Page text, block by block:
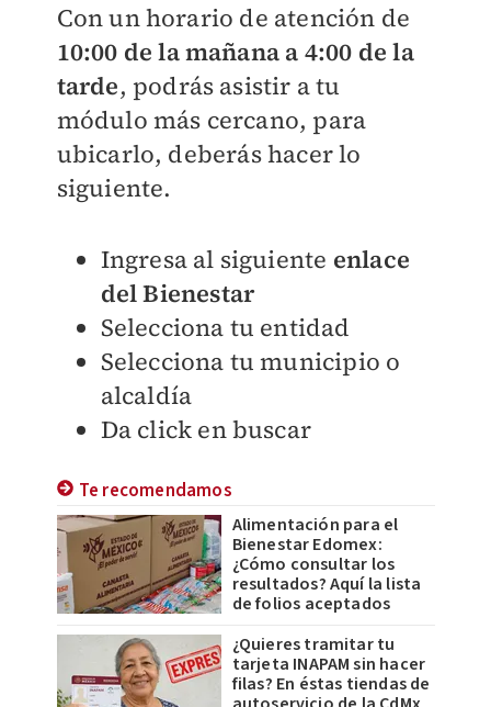
Con un horario de atención de
10:00 de la mañana a 4:00 de la
tarde, podrás asistir a tu
módulo más cercano, para
ubicarlo, deberás hacer lo
siguiente.
Ingresa al siguiente enlace
del Bienestar
Selecciona tu entidad
Selecciona tu municipio o
alcaldía
Da click en buscar
Te recomendamos
Alimentación para el
Bienestar Edomex:
¿Cómo consultar los
resultados? Aquí la lista
de folios aceptados
¿Quieres tramitar tu
tarjeta INAPAM sin hacer
filas? En éstas tiendas de